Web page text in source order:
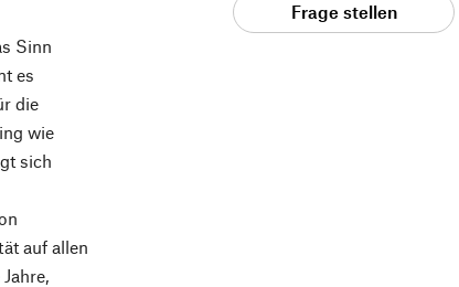
Sinn
es
die
wie
sich
auf allen
Frage stellen